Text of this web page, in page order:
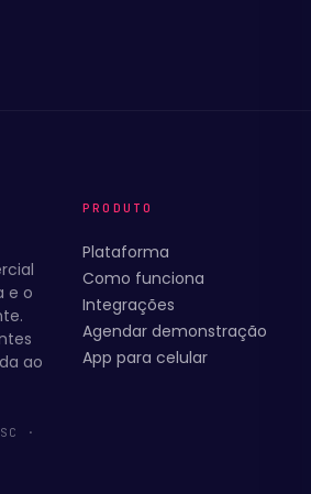
e o
ao
·
PRODUTO
Plataforma
Como funciona
Integrações
Agendar demonstração
App para celular